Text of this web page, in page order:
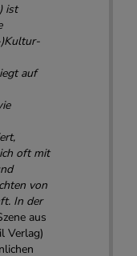
ist
auf
oft mit
von
In der
aus
Verlag)